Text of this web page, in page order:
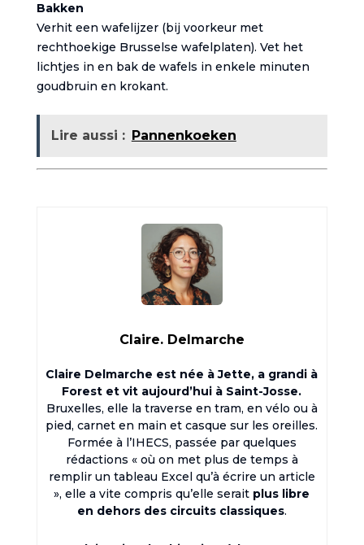
Bakken
Verhit een wafelijzer (bij voorkeur met
rechthoekige Brusselse wafelplaten). Vet het
lichtjes in en bak de wafels in enkele minuten
goudbruin en krokant.
Lire aussi : Pannenkoeken
Claire. Delmarche
Claire Delmarche est née à Jette, a grandi à
Forest et vit aujourd’hui à Saint-Josse.
Bruxelles, elle la traverse en tram, en vélo ou à
pied, carnet en main et casque sur les oreilles.
Formée à l’IHECS, passée par quelques
rédactions « où on met plus de temps à
remplir un tableau Excel qu’à écrire un article
», elle a vite compris qu’elle serait plus libre
en dehors des circuits classiques.